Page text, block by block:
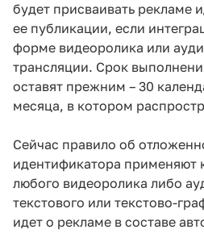
будет присваивать рекламе
ее публикации, если
форме видеоролика или
трансляции. Срок
оставят прежним – 30
месяца, в котором
Сейчас правило об
идентификатора применяют
любого видеоролика либо
текстового или текстово-
идет о рекламе в составе